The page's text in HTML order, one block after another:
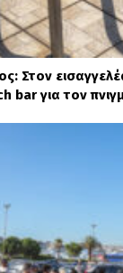
Στον
bar για τον